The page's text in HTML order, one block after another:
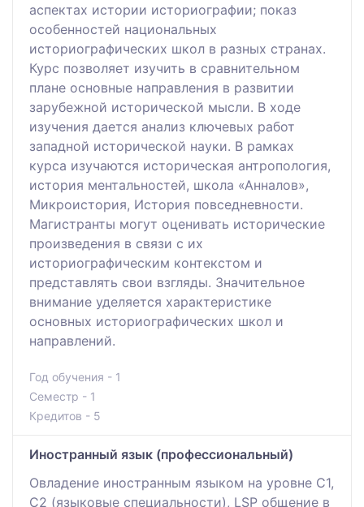
аспектах истории историографии; показ
особенностей национальных
историографических школ в разных странах.
Курс позволяет изучить в сравнительном
плане основные направления в развитии
зарубежной исторической мысли. В ходе
изучения дается анализ ключевых работ
западной исторической науки. В рамках
курса изучаются историческая антропология,
история ментальностей, школа «Анналов»,
Микроистория, История повседневности.
Магистранты могут оценивать исторические
произведения в связи с их
историографическим контекстом и
представлять свои взгляды. Значительное
внимание уделяется характеристике
основных историографических школ и
направлений.
Год обучения - 1
Семестр - 1
Кредитов - 5
Иностранный язык (профессиональный)
Овладение иностранным языком на уровне С1,
С2 (языковые специальности), LSP общение в